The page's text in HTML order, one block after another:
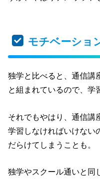
モチベーショ
独学と比べると、通信講
と組まれているので、学
それでもやはり、通信講
学習しなければいけない
だらけてしまうことも。
独学やスクール通いと同